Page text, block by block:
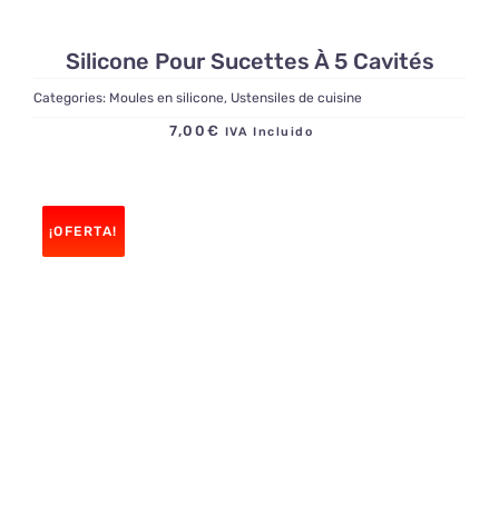
Silicone Pour Sucettes À 5 Cavités
Categories: Moules en silicone, Ustensiles de cuisine
7,00 € IVA Incluido
¡OFERTA!